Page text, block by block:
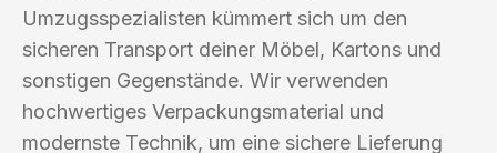
Umzugsspezialisten kümmert sich um den
sicheren Transport deiner Möbel, Kartons und
sonstigen Gegenstände. Wir verwenden
hochwertiges Verpackungsmaterial und
modernste Technik, um eine sichere Lieferung